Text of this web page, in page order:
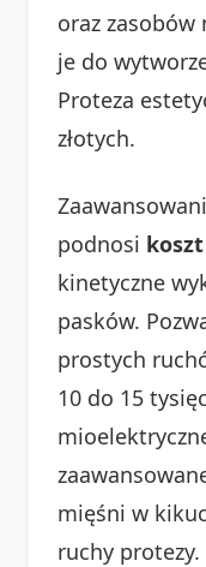
oraz zasobów
je do
Proteza
złotych.
podnosi
kinetyczne
pasków.
prostych
10 do 15
mięśni w
ruchy